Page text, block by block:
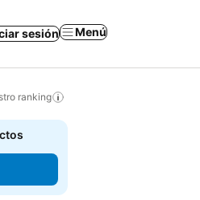
sesión Menú
ranking